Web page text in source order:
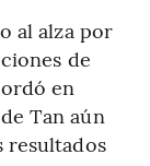
al alza por
de
en
Tan aún
resultados